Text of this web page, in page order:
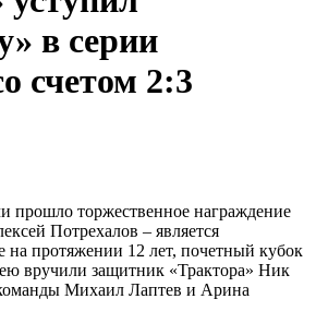
в серии
счетом 2:3
прошло торжественное награждение
Потрехалов – является
на протяжении 12 лет, почетный кубок
вручили защитник «Трактора» Ник
Михаил Лаптев и Арина